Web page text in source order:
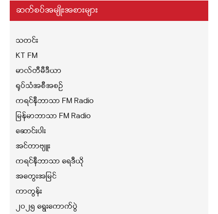
ဆက်စပ်အမျိုးအစားများ
သတင်း
KT FM
မာလ်တီမီဒီယာ
ရုပ်သံအစီအစဉ်
ကရင်နီဘာသာ FM Radio
မြန်မာဘာသာ FM Radio
ဆောင်းပါး
အင်တာဗျူး
ကရင်နီဘာသာ ရေဒီယို
အတွေးအမြင်
ကာတွန်း
၂၀၂၅ ရွေးကောက်ပွဲ